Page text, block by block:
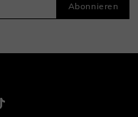
Abonnieren